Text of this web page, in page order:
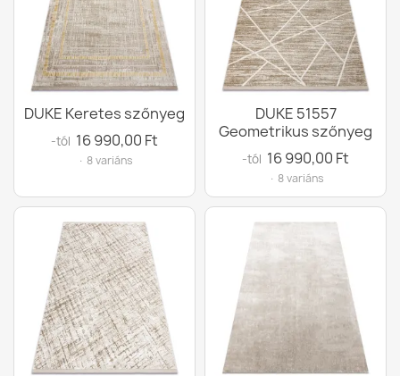
DUKE Keretes szőnyeg
-tól 16 990,00 Ft
· 8 variáns
DUKE 51557
Geometrikus szőnyeg
-tól 16 990,00 Ft
· 8 variáns